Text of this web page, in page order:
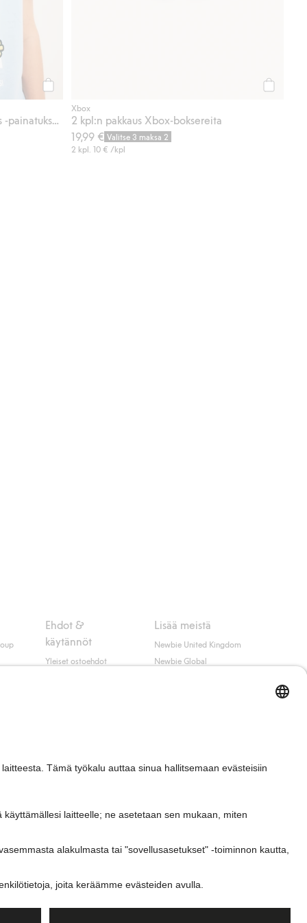
Osta
Lyhythihainen t-paita Among Us -painatuksella
Xbox
2 kpl:n pakkaus Xbox-boksereita
19,99 € Valitse 3 maksa 2
2 kpl. 10 € /kpl
Ehdot &
käytännöt
Yleiset ostoehdot
Lisää meistä
Newbie United Kingdom
Newbie Global